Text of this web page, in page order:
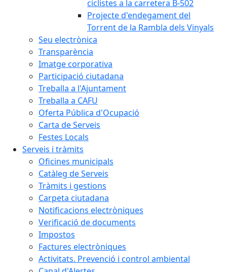
ciclistes a la carretera B-502
Projecte d'endegament del
Torrent de la Rambla dels Vinyals
Seu electrònica
Transparència
Imatge corporativa
Participació ciutadana
Treballa a l'Ajuntament
Treballa a CAFU
Oferta Pública d'Ocupació
Carta de Serveis
Festes Locals
Serveis i tràmits
Oficines municipals
Catàleg de Serveis
Tràmits i gestions
Carpeta ciutadana
Notificacions electròniques
Verificació de documents
Impostos
Factures electròniques
Activitats. Prevenció i control ambiental